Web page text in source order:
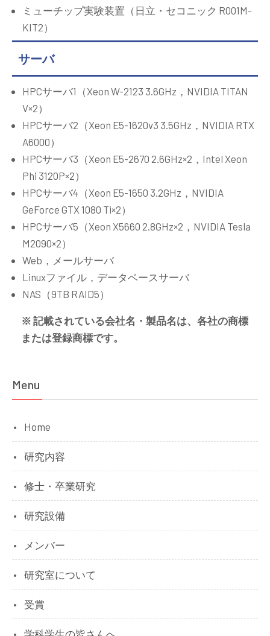
ミューチップ実験装置（日立・セコニック R001M-
KIT2）
サーバ
HPCサーバ1（Xeon W-2123 3.6GHz，NVIDIA TITAN
V×2）
HPCサーバ2（Xeon E5-1620v3 3.5GHz，NVIDIA RTX
A6000）
HPCサーバ3（Xeon E5-2670 2.6GHz×2，Intel Xeon
Phi 3120P×2）
HPCサーバ4（Xeon E5-1650 3.2GHz，NVIDIA
GeForce GTX 1080 Ti×2）
HPCサーバ5（Xeon X5660 2.8GHz×2，NVIDIA Tesla
M2090×2）
Web，メールサーバ
Linuxファイル，データベースサーバ
NAS（9TB RAID5）
※ 記載されている会社名・製品名は、各社の商標
または登録商標です。
Menu
Home
研究内容
修士・卒業研究
研究設備
メンバー
研究室について
受賞
学科学生の皆さんへ